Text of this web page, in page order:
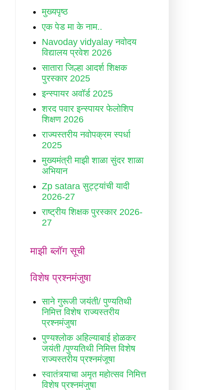
मुख्यपृष्ठ
एक पेड मा के नाम..
Navoday vidyalay नवोदय
विद्यालय प्रवेश 2026
सातारा जिल्हा आदर्श शिक्षक
पुरस्कार 2025
इन्स्पायर अवॉर्ड 2025
शरद पवार इन्स्पायर फेलोशिप
शिक्षण 2026
राज्यस्तरीय नवोपक्रम स्पर्धा
2025
मुख्यमंत्री माझी शाळा सुंदर शाळा
अभियान
Zp satara सुट्ट्यांची यादी
2026-27
राष्ट्रीय शिक्षक पुरस्कार 2026-
27
माझी ब्लॉग सूची
विशेष प्रश्नमंजुषा
साने गुरूजी जयंती/ पुण्यतिथी
निमित्त विशेष राज्यस्तरीय
प्रश्नमंजुषा
पुण्यश्लोक अहिल्याबाई होळकर
जयंती /पुण्यतिथी निमित्त विशेष
राज्यस्तरीय प्रश्नमंजूषा
स्वातंत्र्याचा अमृत महोत्सव निमित्त
विशेष प्रश्नमंजुषा